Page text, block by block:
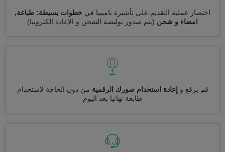
اختصار عملية التقديم على تأشيرة ناميبيا في خطوات بسيطة: طباعة,
امضاء و شحن (يتم صدور بوليصة الشحن و الإعادة الكترونيا)
قم برفع و إعادة استخدام صورك الرقمية من دون الحاجة لاستخدام
طابعة نهائيا بعد اليوم